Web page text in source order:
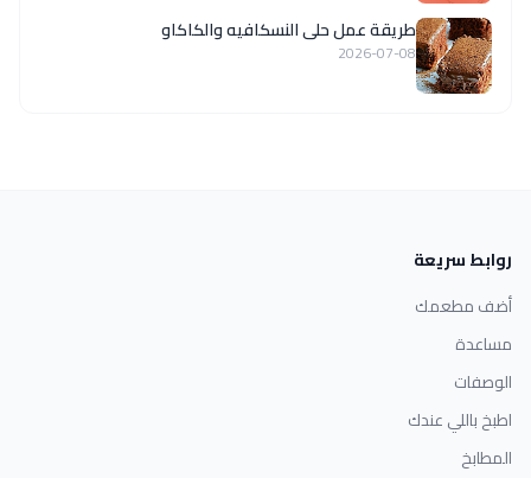
طريقة عمل حلى النسكافيه والكاكاو
2026-07-08
روابط سريعة
أضف مطعمك
مساعدة
الوصفات
اطبخ باللي عندك
المطابخ